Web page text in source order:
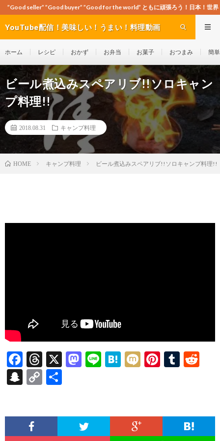
”Good for the world” ともに頑張ろう！日本！世界！
YouTube配信！美味しい！うまい！料理動画
ホーム レシピ おかず お弁当 お菓子 おつまみ 簡
ビール煮込みスペアリブ!!ソロキャン
プ料理!!
2018.08.31 キャンプ料理
HOME キャンプ料理 ビール煮込みスペアリブ!!ソロキャンプ料理!!
F
ac
e
o
T
hr
ea
X
M
o
Li H
a
M Pi
t
T
r
t
S
pc
C